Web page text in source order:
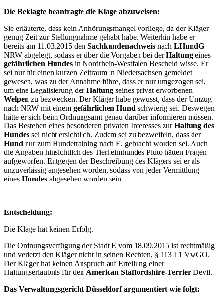
Die Beklagte beantragte die Klage abzuweisen:
Sie erläuterte, dass kein Anhörungsmangel vorliege, da der Kläger
genug Zeit zur Stellungnahme gehabt habe. Weiterhin habe er
bereits am 11.03.2015 den Sachkundenachweis nach LHundG
NRW abgelegt, sodass er über die Vorgaben bei derHaltung eines
gefährlichen Hundes in Nordrhein-Westfalen Bescheid wisse. Er
sei nur für einen kurzen Zeitraum in Niedersachsen gemeldet
gewesen, was zu der Annahme führe, dass er nur umgezogen sei,
um eine Legalisierung derHaltung seines privat erworbenen
Welpen zu bezwecken. Der Kläger habe gewusst, dass der Umzug
nach NRW mit einem gefährlichen Hund schwierig sei. Deswegen
hätte er sich beim Ordnungsamt genau darüber informieren müssen.
Das Bestehen eines besonderen privaten Interesses zurHaltung des
Hundes sei nicht ersichtlich. Zudem sei zu bezweifeln, dass der
Hund nur zum Hundetraining nach E. gebracht worden sei. Auch
die Angaben hinsichtlich des Tierheimhundes Pluto hätten Fragen
aufgeworfen. Entgegen der Beschreibung des Klägers sei er als
unzuverlässig angesehen worden, sodass von jeder Vermittlung
eines Hundes abgesehen worden sein.
Entscheidung:
Die Klage hat keinen Erfolg.
Die Ordnungsverfügung der Stadt E vom 18.09.2015 ist rechtmäßig
und verletzt den Kläger nicht in seinen Rechten, § 113 I 1 VwGO.
Der Kläger hat keinen Anspruch auf Erteilung einer
Haltungserlaubnis für den American Staffordshire-Terrier Devil.
Das Verwaltungsgericht Düsseldorf argumentiert wie folgt: